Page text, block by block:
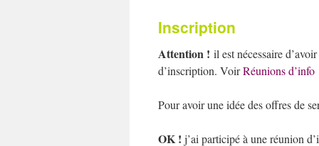
Inscription
Attention ! il est nécessaire
d’inscription. VoirRéunions d’info
Pour avoir une idée des offres de
OK ! j’ai participé à une réunion